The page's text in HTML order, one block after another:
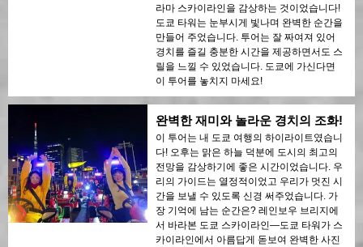
라마 스카이라인을 감상하는 것이었습니다!
도쿄 타워는 눈부시게 빛나며 완벽한 순간을
만들어 주었습니다. 투어는 잘 짜여져 있어
경치를 즐길 충분한 시간을 제공하면서도 스
릴을 느낄 수 있었습니다. 도쿄에 가신다면
이 투어를 놓치지 마세요!
완벽한 재미와 놀라운 경치의 조화!
이 투어는 내 도쿄 여행의 하이라이트였습니
다! 오후는 맑은 하늘 덕분에 도시의 최고의
전망을 감상하기에 좋은 시간이었습니다. 우
리의 가이드는 열정적이었고 우리가 멋진 시
간을 보낼 수 있도록 신경 써주었습니다. 가
장 기억에 남는 순간은? 레인보우 브리지에
서 바라본 도쿄 스카이라인—도쿄 타워가 스
카이라인에서 아름답게 돋보여 완벽한 사진